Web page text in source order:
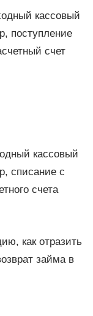
кассовый
поступление
счет
кассовый
списание с
счета
как отразить
займа в